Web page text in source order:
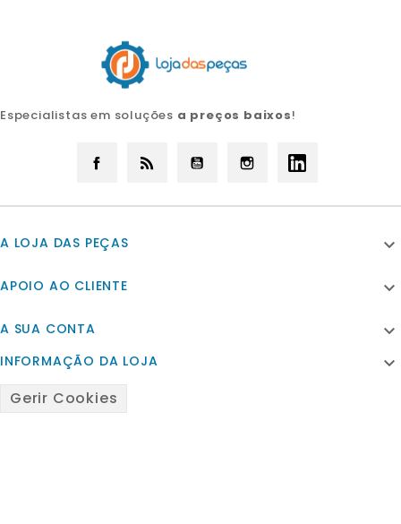
Especialistas em soluções a preços baixos!
Facebook YouTube Instagram
A LOJA DAS PEÇAS 
APOIO AO CLIENTE 
A SUA CONTA 
INFORMAÇÃO DA LOJA 
Gerir Cookies